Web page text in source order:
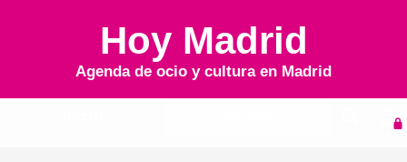
Hoy Madrid
Agenda de ocio y cultura en Madrid